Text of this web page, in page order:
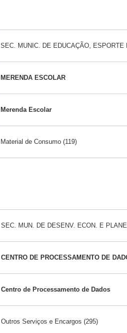
SEC. MUNIC. DE EDUCAÇÃO, ESPORTE
MERENDA ESCOLAR
Merenda Escolar
Material de Consumo (119)
SEC. MUN. DE DESENV. ECON. E
CENTRO DE PROCESSAMENTO DE
Centro de Processamento de Dados
Outros Serviços e Encargos (295)